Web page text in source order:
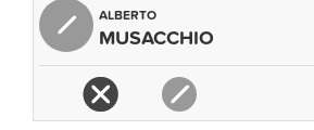
ALBERTO
MUSACCHIO